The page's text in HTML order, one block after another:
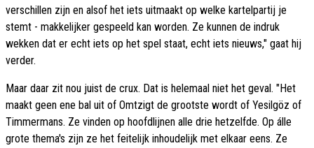
verschillen zijn en alsof het iets uitmaakt op welke kartelpartij je
stemt - makkelijker gespeeld kan worden. Ze kunnen de indruk
wekken dat er echt iets op het spel staat, echt iets nieuws," gaat hij
verder.
Maar daar zit nou juist de crux. Dat is helemaal niet het geval. "Het
maakt geen ene bal uit of Omtzigt de grootste wordt of Yesilgöz of
Timmermans. Ze vinden op hoofdlijnen alle drie hetzelfde. Op álle
grote thema's zijn ze het feitelijk inhoudelijk met elkaar eens. Ze